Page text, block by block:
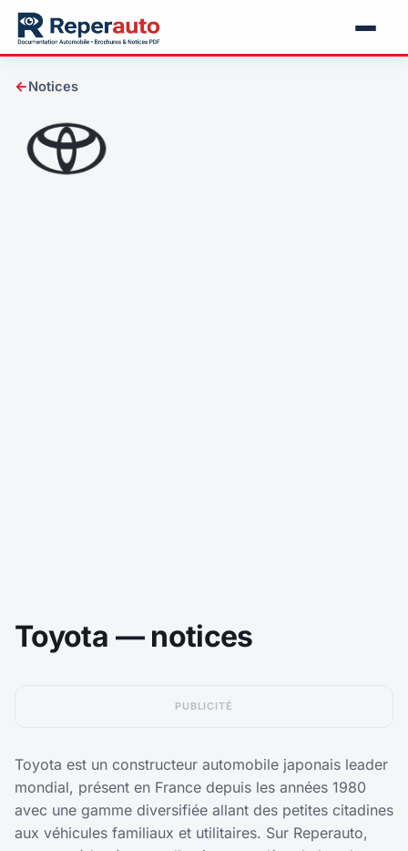
←Notices
Toyota — notices
PUBLICITÉ
Toyota est un constructeur automobile japonais leader
mondial, présent en France depuis les années 1980
avec une gamme diversifiée allant des petites citadines
aux véhicules familiaux et utilitaires. Sur Reperauto,